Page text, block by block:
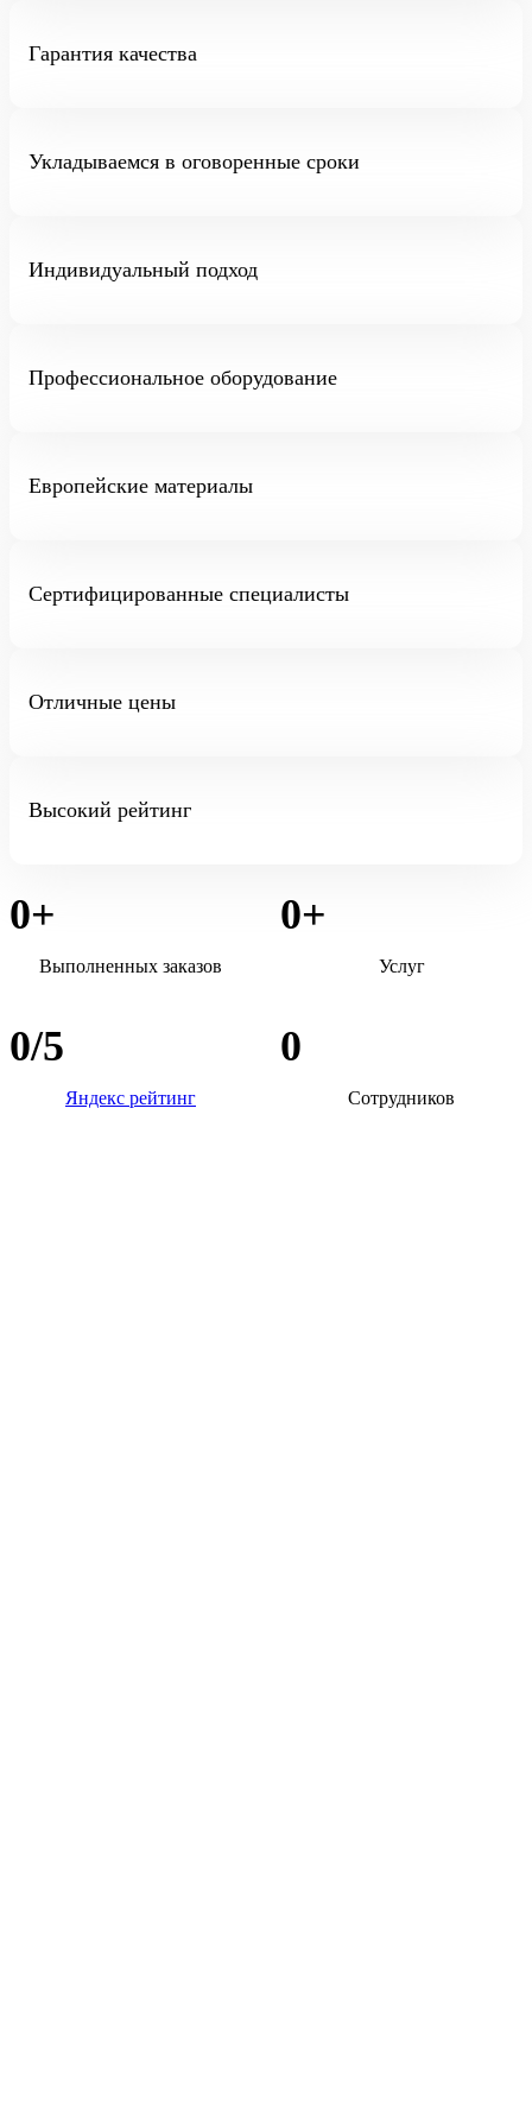
Гарантия качества
Укладываемся в оговоренные сроки
Индивидуальный подход
Профессиональное оборудование
Европейские материалы
Сертифицированные специалисты
Отличные цены
Высокий рейтинг
0+
Выполненных заказов
0+
Услуг
0/5
Яндекс рейтинг
0
Сотрудников